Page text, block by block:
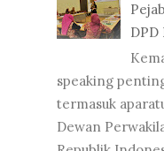
DPD
speaking
termasuk
Dewan